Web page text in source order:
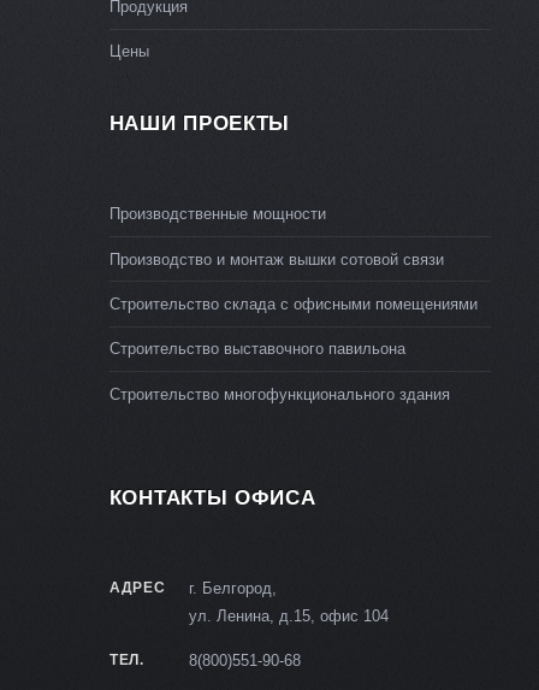
Продукция
Цены
НАШИ ПРОЕКТЫ
Производственные мощности
Производство и монтаж вышки сотовой связи
Строительство склада с офисными помещениями
Строительство выставочного павильона
Строительство многофункционального здания
КОНТАКТЫ ОФИСА
АДРЕС
г. Белгород,
ул. Ленина, д.15, офис 104
ТЕЛ. 8(800)551-90-68